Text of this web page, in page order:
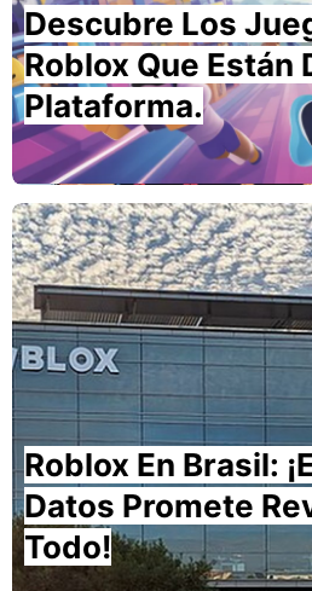
Descubre Los
Roblox Que Están
Plataforma.
Roblox En Brasil:
Datos Promete
Todo!